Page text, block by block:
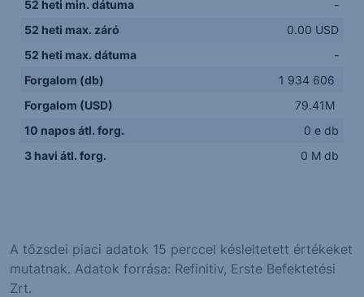
52 heti min. dátuma
-
52 heti max. záró
0.00 USD
52 heti max. dátuma
-
Forgalom (db)
1 934 606
Forgalom (USD)
79.41M
10 napos átl. forg.
0 e db
3 havi átl. forg.
0 M db
A tőzsdei piaci adatok 15 perccel késleltetett értékeket
mutatnak. Adatok forrása: Refinitiv, Erste Befektetési
Zrt.